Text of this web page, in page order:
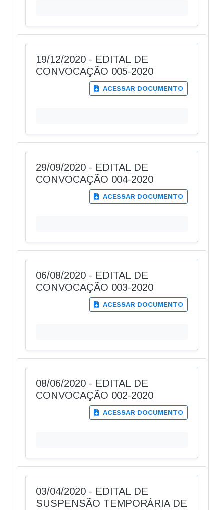
19/12/2020 - EDITAL DE
CONVOCAÇÃO 005-2020
ACESSAR DOCUMENTO
29/09/2020 - EDITAL DE
CONVOCAÇÃO 004-2020
ACESSAR DOCUMENTO
06/08/2020 - EDITAL DE
CONVOCAÇÃO 003-2020
ACESSAR DOCUMENTO
08/06/2020 - EDITAL DE
CONVOCAÇÃO 002-2020
ACESSAR DOCUMENTO
03/04/2020 - EDITAL DE
SUSPENSÃO TEMPORÁRIA DE